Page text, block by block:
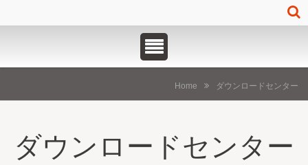
Home ダウンロードセンター
ダウンロードセンター